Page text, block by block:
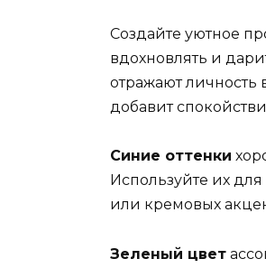
Создайте уютное
вдохновлять и
отражают личность
добавит
Синие оттенки
Используйте их
или кремовых
Зеленый цвет